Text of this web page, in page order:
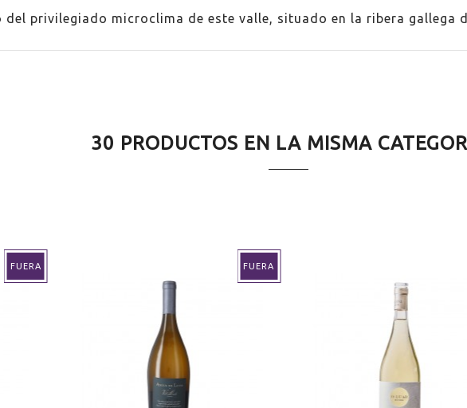
Caiño
Rías Baixas
Pescado azul
del privilegiado microclima de este valle, situado en la ribera gallega
30 PRODUCTOS EN LA MISMA
FUERA FUERA